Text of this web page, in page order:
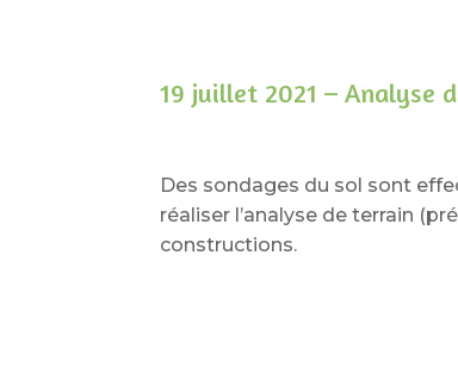
19 juillet 2021 – Analyse
Des sondages du sol sont
réaliser l’analyse de terrain
constructions.